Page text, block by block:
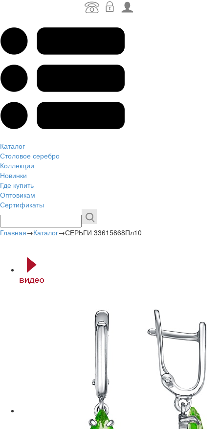
Каталог
Столовое серебро
Коллекции
Новинки
Где купить
Оптовикам
Сертификаты
Главная→Каталог→СЕРЬГИ 33615868Пл10